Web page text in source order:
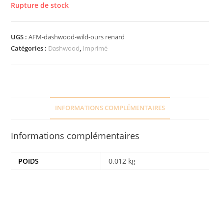
Rupture de stock
UGS :AFM-dashwood-wild-ours renard
Catégories : Dashwood, Imprimé
INFORMATIONS COMPLÉMENTAIRES
Informations complémentaires
POIDS 0.012 kg